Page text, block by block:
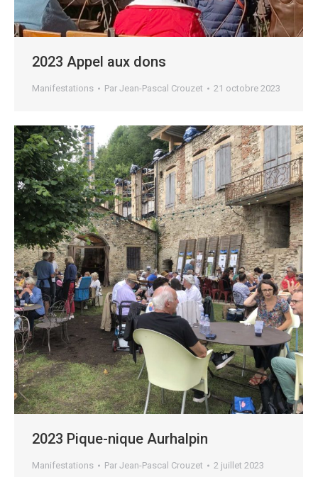
2023 Appel aux dons
Manifestations Par Jean-Pascal Crouzet 21 octobre 2023
2023 Pique-nique Aurhalpin
Manifestations Par Jean-Pascal Crouzet 2 juillet 2023